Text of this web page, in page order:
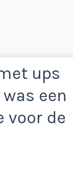
ups
een
voor de